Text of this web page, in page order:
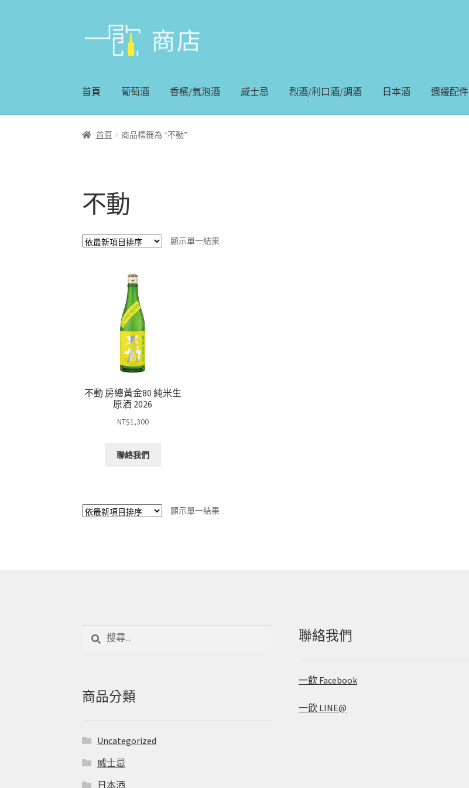
首頁 葡萄酒 香檳/氣泡酒 威士忌 烈酒/利口酒/調酒 日本酒 週邊配件
首頁 商品標籤為 “不動”
不動
顯示單一結果
不動 房總黃金80 純米生
原酒 2026
NT$1,300
聯絡我們
顯示單一結果
字:
商品分類
Uncategorized
威士忌
日本酒
聯絡我們
一飲 Facebook
一飲 LINE@